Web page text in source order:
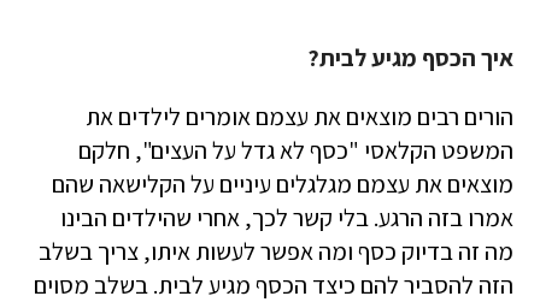
איך הכסף מגיע לבית?
הורים רבים מוצאים את עצמם אומרים לילדים את
המשפט הקלאסי "כסף לא גדל על העצים", חלקם
מוצאים את עצמם מגלגלים עיניים על הקלישאה שהם
אמרו בזה הרגע. בלי קשר לכך, אחרי שהילדים הבינו
מה זה בדיוק כסף ומה אפשר לעשות איתו, צריך בשלב
הזה להסביר להם כיצד הכסף מגיע לבית. בשלב מסוים